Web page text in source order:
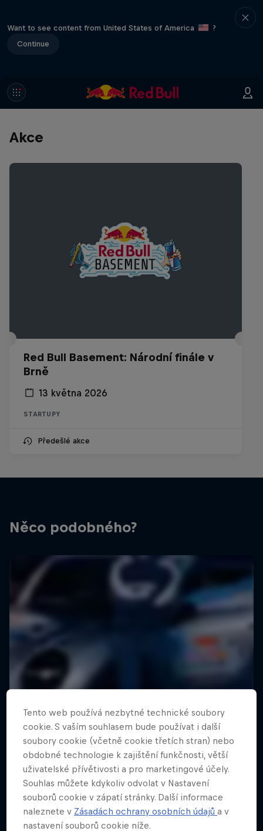
Want to see content from United States of America
?
Continue
Akce
Red Bull Basement: Národní finále v
Brně
13 května 2026
STARTUPY
Předešlé akce
Něco podobného?
Tento web používá nezbytné technické soubory
cookie. S vaším souhlasem bude používat i další
soubory cookie (včetně cookie třetích stran) nebo
obdobné technologie k zajištění funkčnosti, větší
uživatelské přívětivosti a pro marketingové účely.
Souhlas můžete kdykoliv odvolat v Nastavení
souborů cookie v zápatí stránky. Další informace
naleznete v Zásadách ochrany osobních údajůa v
nastavení souborů cookie níže.